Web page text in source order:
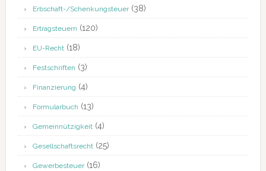
Erbschaft-/Schenkungsteuer(38)
Ertragsteuern (120)
EU-Recht(18)
Festschriften (3)
Finanzierung (4)
Formularbuch (13)
Gemeinnützigkeit(4)
Gesellschaftsrecht(25)
Gewerbesteuer(16)